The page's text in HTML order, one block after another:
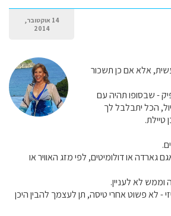
14 אוקטובר,
2014
אלא אם כן תשכור
- שבסופו תהיה עם
הכל יתבלבל לך
טיילת.
גארדה או דולומיטים, לפי מזג האוויר או
לא לעניין.
- לא פשוט אחרי טיסה, תן לעצמך להבין היכן